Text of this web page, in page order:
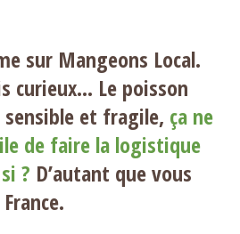
sur Mangeons Local.
curieux… Le poisson
et fragile, ça ne
de faire la logistique
? D’autant que vous